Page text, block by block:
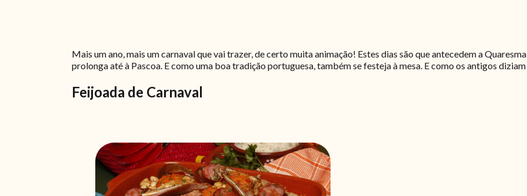
Mais um ano, mais um carnaval que vai trazer, de certo muita animação! Estes dias são que antecedem a
prolonga até à Pascoa. E como uma boa tradição portuguesa, também se festeja à mesa. E como os antigos
Feijoada de Carnaval